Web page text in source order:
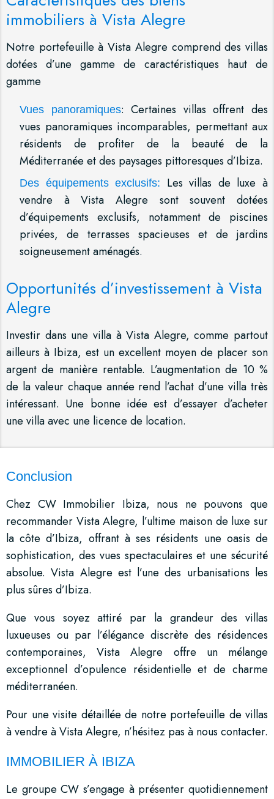
immobiliers à Vista Alegre
Notre portefeuille à Vista Alegre comprend des villas
dotées d’une gamme de caractéristiques haut de
gamme
Vues panoramiques: Certaines villas offrent des
vues panoramiques incomparables, permettant aux
résidents de profiter de la beauté de la
Méditerranée et des paysages pittoresques d’Ibiza.
Des équipements exclusifs:
Les villas de luxe à
vendre à Vista Alegre sont souvent dotées
d’équipements exclusifs, notamment de piscines
privées, de terrasses spacieuses et de jardins
soigneusement aménagés.
Opportunités d’investissement à Vista
Alegre
Investir dans une villa à Vista Alegre, comme partout
ailleurs à Ibiza, est un excellent moyen de placer son
argent de manière rentable. L’augmentation de 10 %
de la valeur chaque année rend l’achat d’une villa très
intéressant. Une bonne idée est d’essayer d’acheter
une villa avec une licence de location.
Conclusion
Chez CW Immobilier Ibiza, nous ne pouvons que
recommander Vista Alegre, l’ultime maison de luxe sur
la côte d’Ibiza, offrant à ses résidents une oasis de
sophistication, des vues spectaculaires et une sécurité
absolue. Vista Alegre est l’une des urbanisations les
plus sûres d’Ibiza.
Que vous soyez attiré par la grandeur des villas
luxueuses ou par l’élégance discrète des résidences
contemporaines, Vista Alegre offre un mélange
exceptionnel d’opulence résidentielle et de charme
méditerranéen.
Pour une visite détaillée de notre portefeuille de villas
à vendre à Vista Alegre, n’hésitez pas à nous contacter.
IMMOBILIER À IBIZA
Le groupe CW s’engage à présenter quotidiennement